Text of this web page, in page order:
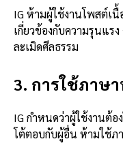
IG ห้ามผู้ใช้งานโพสต์เ
เกี่ยวข้องกับความรุนแร
ละเมิดศีลธรรม
3. การใช้ภาษ
IG กำหนดว่าผู้ใช้งานต้
โต้ตอบกับผู้อื่น ห้ามใช้ภ